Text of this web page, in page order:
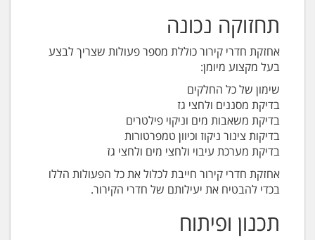
תחזוקה נכונה
אחזקת חדרי קירור כוללת מספר פעולות שצריך לבצע
בעל מקצוע מיומן:
שימון של כל החלקים
בדיקת מסננים ולחצי גז
בדיקת משאבות מים וניקוי פילטרים
בדיקות צינור ניקוז וכיוון טמפרטורות
בדיקת מערכת עיבוי ולחצי מים ולחצי גז
אחזקת חדרי קירור חייבת לכלול את כל הפעולות הללו
בכדי להבטיח את יעילותם של חדרי הקירור.
תכנון ופיתוח